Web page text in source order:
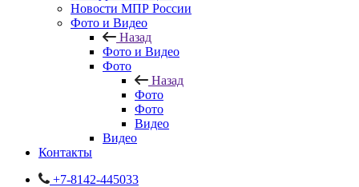
Новости МПР России
Фото и Видео
Назад
Фото и Видео
Фото
Назад
Фото
Фото
Видео
Видео
Контакты
+7-8142-445033